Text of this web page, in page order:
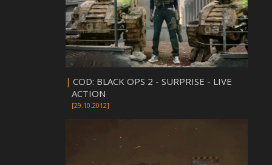
| COD: BLACK OPS 2 - SURPRISE - LIVE
ACTION
[29.10.2012]